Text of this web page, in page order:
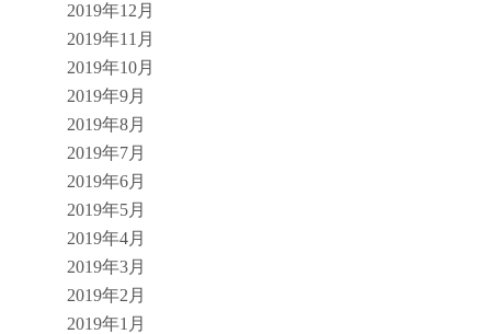
2019年12月
2019年11月
2019年10月
2019年9月
2019年8月
2019年7月
2019年6月
2019年5月
2019年4月
2019年3月
2019年2月
2019年1月